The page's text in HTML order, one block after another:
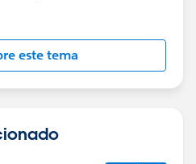
este tema